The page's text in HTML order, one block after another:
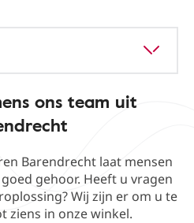
ons team uit
Barendrecht laat mensen
gehoor. Heeft u vragen
Wij zijn er om u te
ziens in onze winkel.